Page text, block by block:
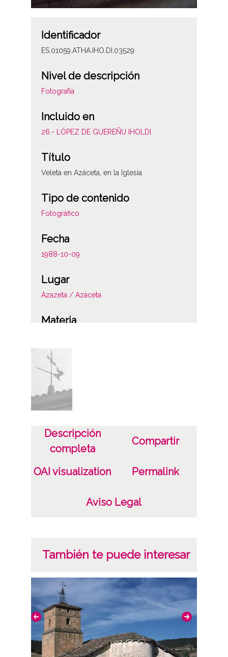
Identificador
ES.01059.ATHA.IHO.DI.03529
Nivel de descripción
Fotografía
Incluido en
26.- LÓPEZ DE GUEREÑU IHOLDI
Título
Veleta en Azáceta, en la Iglesia
Tipo de contenido
Fotográfico
Fecha
1988-10-09
Lugar
Azazeta / Azáceta
Materia
Licencia de las imágenes
CC BY-NC-SA 4.0
Descripción
completa
Compartir
OAI visualization Permalink
Aviso Legal
También te puede interesar